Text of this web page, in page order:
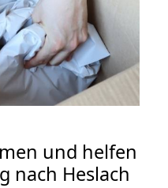
und helfen
nach Heslach